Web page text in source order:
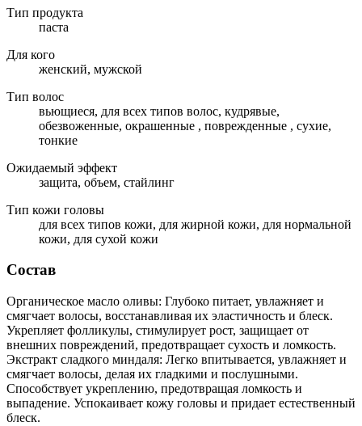
Тип продукта
паста
Для кого
женский, мужской
Тип волос
вьющиеся, для всех типов волос, кудрявые,
обезвоженные, окрашенные , поврежденные , сухие,
тонкие
Ожидаемый эффект
защита, объем, стайлинг
Тип кожи головы
для всех типов кожи, для жирной кожи, для нормальной
кожи, для сухой кожи
Состав
Органическое масло оливы: Глубоко питает, увлажняет и
смягчает волосы, восстанавливая их эластичность и блеск.
Укрепляет фолликулы, стимулирует рост, защищает от
внешних повреждений, предотвращает сухость и ломкость.
Экстракт сладкого миндаля: Легко впитывается, увлажняет и
смягчает волосы, делая их гладкими и послушными.
Способствует укреплению, предотвращая ломкость и
выпадение. Успокаивает кожу головы и придает естественный
блеск.